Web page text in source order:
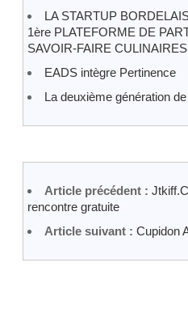
LA STARTUP
1ère PLATEFORME DE
SAVOIR-FAIRE CULINAIRES
EADS intègre Pertinence
La deuxième génération
Article précédent :
rencontre gratuite
Article suivant : Cupidon